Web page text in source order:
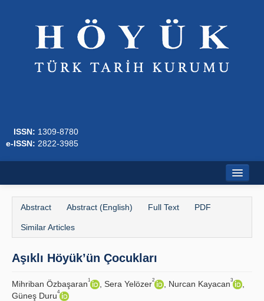
ISSN: 1309-8780
e-ISSN: 2822-3985
Journal Boards
Writing Rules
Principles
Abstract Abstract (English) Full Text PDF
Similar Articles
Aşıklı Höyük’ün Çocukları
Mihriban Özbaşaran1 , Sera Yelözer2 , Nurcan Kayacan3
Güneş Duru4